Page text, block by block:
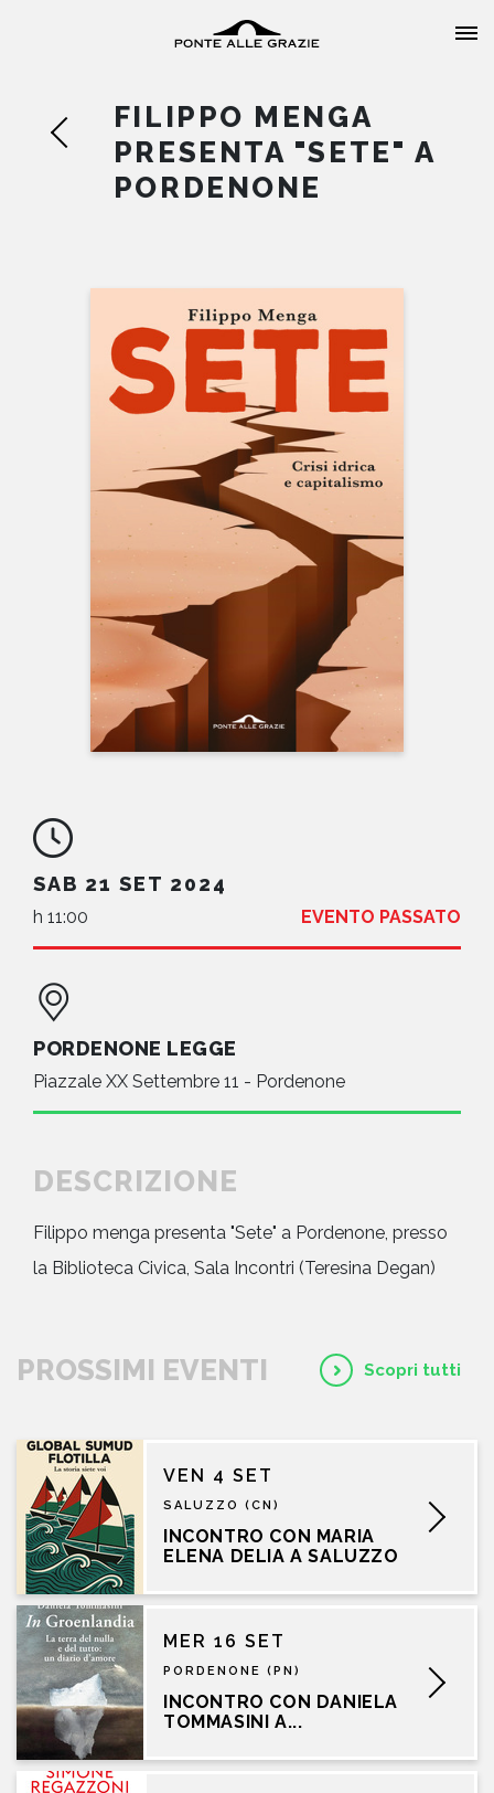
CHI SIAMO
CATALOGO
AUTORI
EVENTI
NEWS
CONTATTI
FILIPPO MENGA
PRESENTA "SETE" A
PORDENONE
SAB 21 SET 2024
h 11:00 EVENTO PASSATO
PORDENONE LEGGE
Piazzale XX Settembre 11 - Pordenone
DESCRIZIONE
Filippo menga presenta "Sete" a Pordenone, presso
la Biblioteca Civica, Sala Incontri (Teresina Degan)
PROSSIMI EVENTI Scopri tutti
VEN 4 SET
SALUZZO (CN)
INCONTRO CON MARIA
ELENA DELIA A SALUZZO
MER 16 SET
PORDENONE (PN)
INCONTRO CON DANIELA
TOMMASINI A...